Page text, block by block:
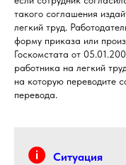
такого соглашения
легкий труд.
форму приказа или
Госкомстата от
работника на легкий
на которую переводите
перевода.
Ситуация